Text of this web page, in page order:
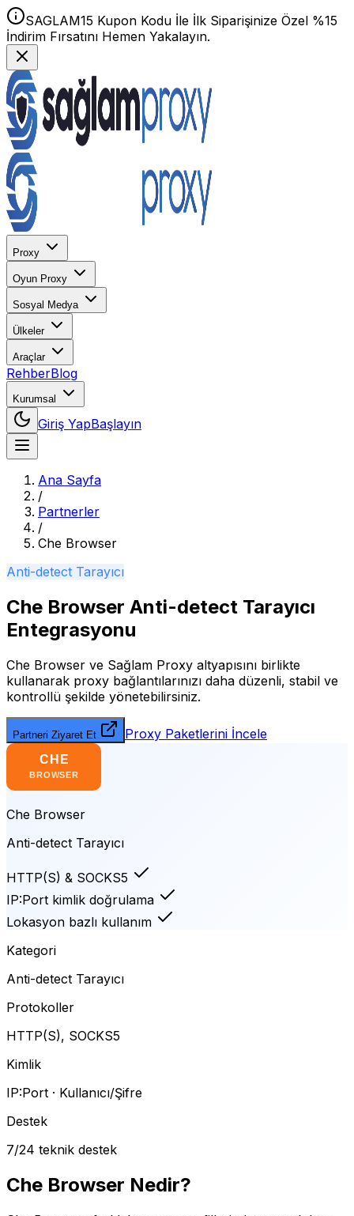
SAGLAM15 Kupon Kodu İle İlk Siparişinize Özel %15
İndirim Fırsatını Hemen Yakalayın.
Proxy
Oyun Proxy
Sosyal Medya
Ülkeler
Araçlar
RehberBlog
Kurumsal
Giriş YapBaşlayın
Ana Sayfa
/
Partnerler
/
Che Browser
Anti-detect Tarayıcı
Che Browser Anti-detect Tarayıcı
Entegrasyonu
Che Browser ve Sağlam Proxy altyapısını birlikte
kullanarak proxy bağlantılarınızı daha düzenli, stabil ve
kontrollü şekilde yönetebilirsiniz.
Partneri Ziyaret Et Proxy Paketlerini İncele
Che Browser
Anti-detect Tarayıcı
HTTP(S) & SOCKS5
IP:Port kimlik doğrulama
Lokasyon bazlı kullanım
Kategori
Anti-detect Tarayıcı
Protokoller
HTTP(S), SOCKS5
Kimlik
IP:Port · Kullanıcı/Şifre
Destek
7/24 teknik destek
Che Browser Nedir?